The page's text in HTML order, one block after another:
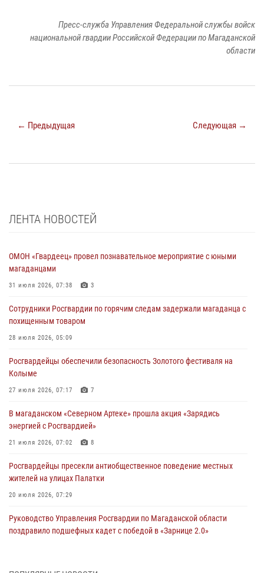
Пресс-служба Управления Федеральной службы войск
национальной гвардии Российской Федерации по Магаданской
области
← Предыдущая Следующая →
ЛЕНТА НОВОСТЕЙ
ОМОН «Гвардеец» провел познавательное мероприятие с юными
магаданцами
31 июля 2026, 07:38 3
Сотрудники Росгвардии по горячим следам задержали магаданца с
похищенным товаром
28 июля 2026, 05:09
Росгвардейцы обеспечили безопасность Золотого фестиваля на
Колыме
27 июля 2026, 07:17 7
В магаданском «Северном Артеке» прошла акция «Зарядись
энергией с Росгвардией»
21 июля 2026, 07:02 8
Росгвардейцы пресекли антиобщественное поведение местных
жителей на улицах Палатки
20 июля 2026, 07:29
Руководство Управления Росгвардии по Магаданской области
поздравило подшефных кадет с победой в «Зарнице 2.0»
При содействии СОБР Росгвардии в Магадане задержан